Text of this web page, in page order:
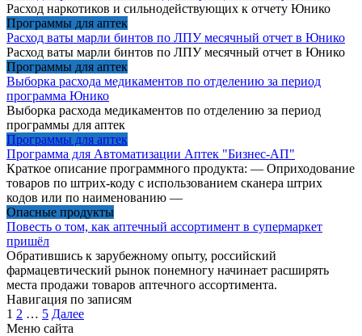
Расход наркотиков и сильнодействующих к отчету Юнико
Программы для аптек
Расход ваты марли бинтов по ЛПУ месячный отчет в Юнико
Расход ваты марли бинтов по ЛПУ месячный отчет в Юнико
Программы для аптек
Выборка расхода медикаментов по отделению за период
программа Юнико
Выборка расхода медикаментов по отделению за период
программы для аптек
Программы для аптек
Программа для Автоматизации Аптек "Бизнес-АП"
Краткое описание программного продукта: — Оприходование
товаров по штрих-коду с использованием сканера штрих
кодов или по наименованию —
Опасные продукты
Повесть о том, как аптечный ассортимент в супермаркет
пришёл
Обратившись к зарубежному опыту, российский
фармацевтический рынок понемногу начинает расширять
места продажи товаров аптечного ассортимента.
Навигация по записям
1 2 … 5 Далее
Меню сайта